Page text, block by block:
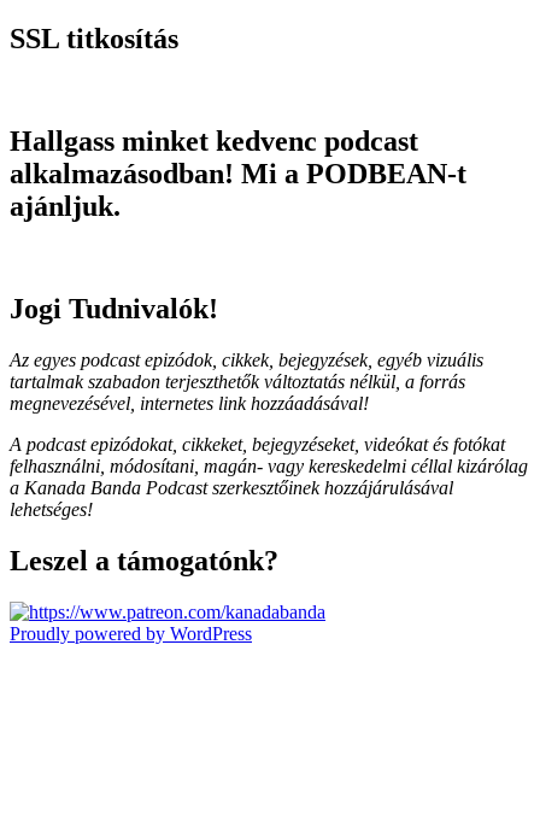
SSL titkosítás
Hallgass minket kedvenc podcast
alkalmazásodban! Mi a PODBEAN-t
ajánljuk.
Jogi Tudnivalók!
Az egyes podcast epizódok, cikkek, bejegyzések, egyéb vizuális
tartalmak szabadon terjeszthetők változtatás nélkül, a forrás
megnevezésével, internetes link hozzáadásával!
A podcast epizódokat, cikkeket, bejegyzéseket, videókat és fotókat
felhasználni, módosítani, magán- vagy kereskedelmi céllal kizárólag
a Kanada Banda Podcast szerkesztőinek hozzájárulásával
lehetséges!
Leszel a támogatónk?
Proudly powered by WordPress